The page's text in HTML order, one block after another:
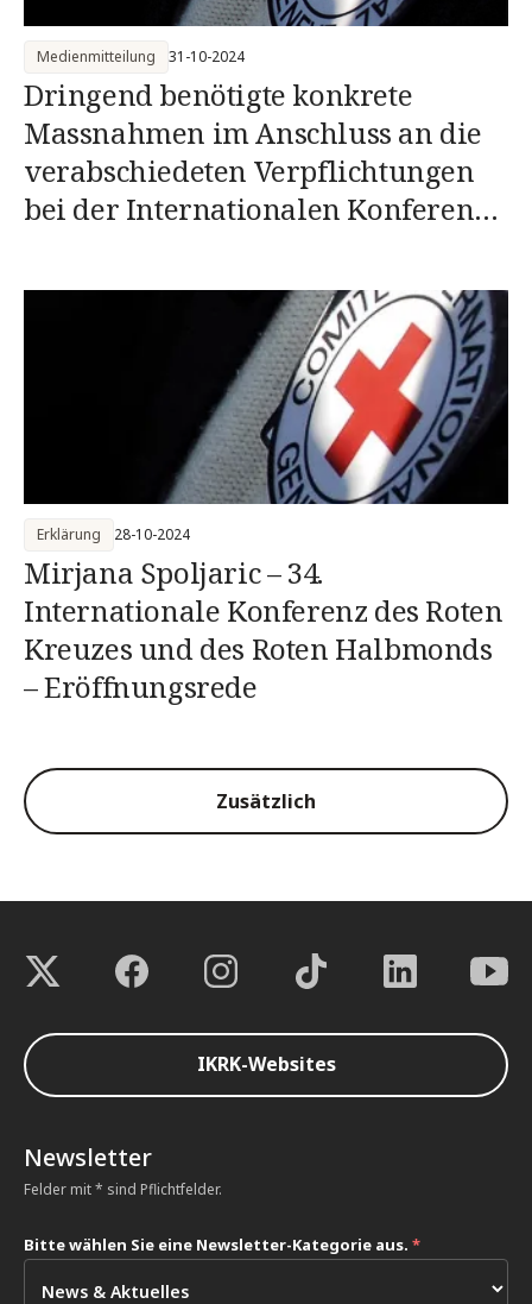
Dringend benötigte konkrete
Massnahmen im Anschluss an die
verabschiedeten Verpflichtungen
bei der Internationalen Konferenz
Halbmonds
Medienmitteilung 31-10-2024
Mirjana Spoljaric – 34.
Internationale Konferenz des Roten
Kreuzes und des Roten Halbmonds
– Eröffnungsrede
Erklärung 28-10-2024
Zusätzlich
IKRK-Websites
Newsletter
Felder mit * sind Pflichtfelder.
Bitte wählen Sie eine Newsletter-Kategorie aus. *